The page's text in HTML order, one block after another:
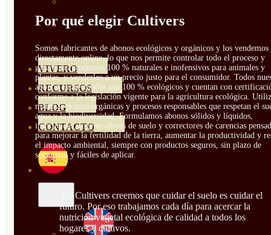
ROSALES
GERANIOS
VIVERO
RECURSOS
BLOG
CONTACTO
Por qué elegir Cultivers
Somos fabricantes de abonos ecológicos y orgánicos y los vendemos
directamente online, lo que nos permite controlar todo el proceso y
garantizar productos 100 % naturales e inofensivos para animales y
plantas, y venderlos a un precio justo para el consumidor. Todos
abonos e insecticidas son 100 % ecológicos y cuentan con
conforme a la legislación vigente para la agricultura ecológica.
materias primas orgánicas y procesos responsables que respetan el
agua y la biodiversidad. Formulamos abonos sólidos y líquidos,
insecticidas, regeneradores de suelo y correctores de carencias
para mejorar la fertilidad de la tierra, aumentar la productividad y
el impacto ambiental, siempre con productos seguros, sin plazo de
seguridad y fáciles de aplicar.
En Cultivers creemos que cuidar el suelo es cuidar el
futuro. Por eso trabajamos cada día para acercar la
nutrición vegetal ecológica de calidad a todos los
hogares y cultivos.